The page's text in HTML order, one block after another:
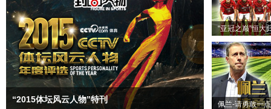
“2015体坛风云人物”特刊
“亚冠之巅”恒大
佩兰-请勇敢一点